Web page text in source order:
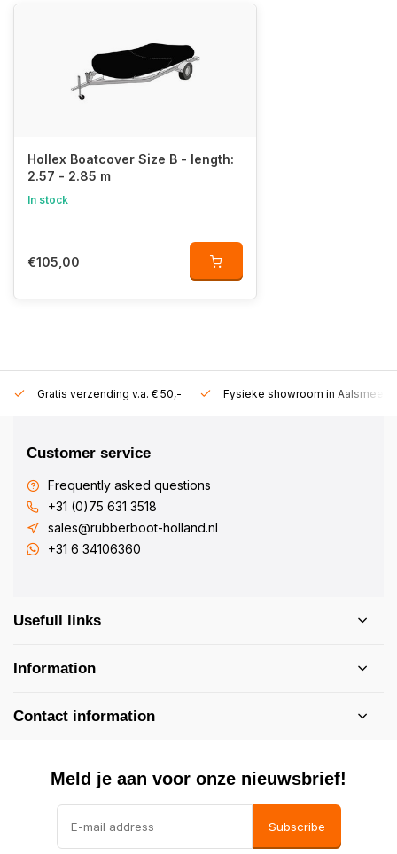
Hollex Boatcover Size B - length:
2.57 - 2.85 m
In stock
€105,00
Gratis verzending v.a. € 50,- Fysieke showroom in Aalsmeer!
Customer service
Frequently asked questions
+31 (0)75 631 3518
sales@rubberboot-holland.nl
+31 6 34106360
Usefull links
Information
Contact information
Meld je aan voor onze nieuwsbrief!
Subscribe